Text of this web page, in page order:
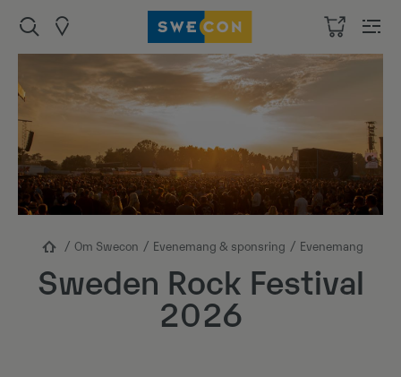
Om Swecon Evenemang & sponsring Evenemang
Sweden Rock Festival
2026